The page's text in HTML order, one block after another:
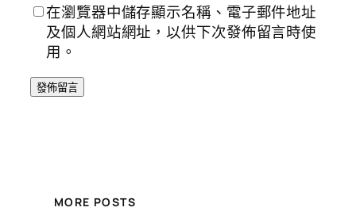
在瀏覽器中儲存顯示名稱、電子郵件地址
及個人網站網址，以供下次發佈留言時使
用。
MORE POSTS